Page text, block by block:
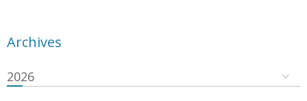
Archives
2026